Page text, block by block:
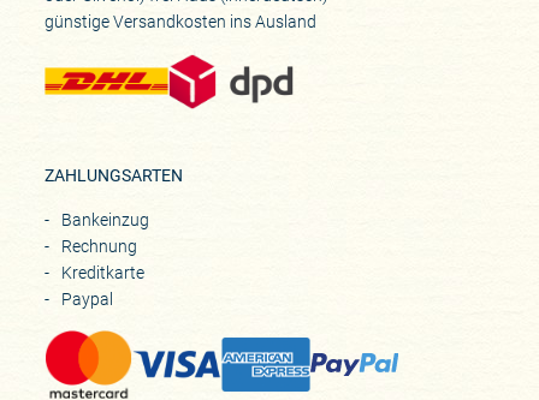
günstige Versandkosten ins Ausland
ZAHLUNGSARTEN
Bankeinzug
Rechnung
Kreditkarte
Paypal